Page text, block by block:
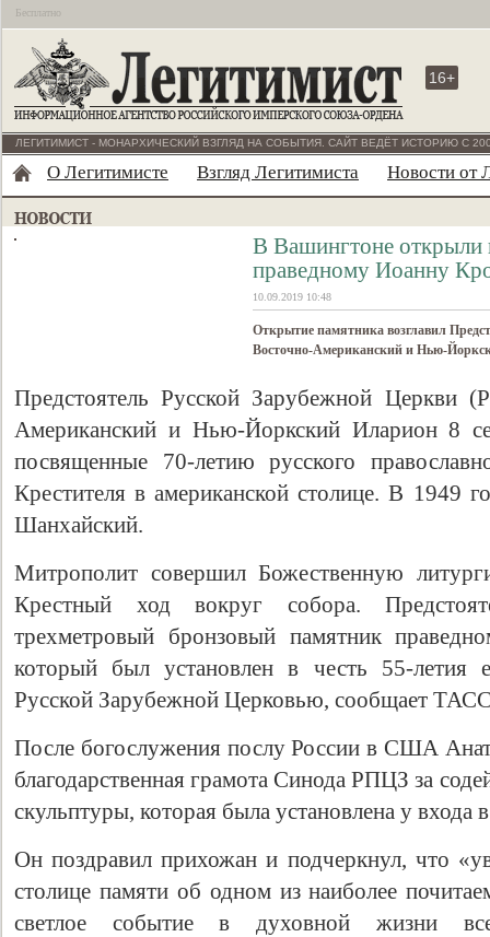
Бесплатно
16+
ЛЕГИТИМИСТ - МОНАРХИЧЕСКИЙ ВЗГЛЯД НА СОБЫТИЯ. САЙТ ВЕДЁТ ИСТОРИЮ С
О Легитимисте Взгляд Легитимиста Новости от
В Вашингтоне открыли
праведному Иоанну
10.09.2019 10:48
Открытие памятника возглавил
Восточно-Американский и Нью-
Предстоятель Русской Зарубежной Церкви
Американский и Нью-Йоркский Иларион 8
посвященные 70-летию русского
Крестителя в американской столице. В 1949
Шанхайский.
Митрополит совершил Божественную
Крестный ход вокруг собора.
трехметровый бронзовый памятник
который был установлен в честь 55-летия
Русской Зарубежной Церковью, сообщает
После богослужения послу России в США
благодарственная грамота Синода РПЦЗ за
скульптуры, которая была установлена у входа
Он поздравил прихожан и подчеркнул, что
столице памяти об одном из наиболее
светлое событие в духовной жизни